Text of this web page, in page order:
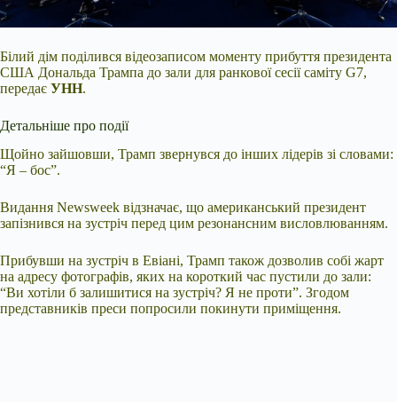
Білий дім поділився відеозаписом моменту прибуття президента
США Дональда Трампа до зали для ранкової сесії саміту G7,
передає УНН.
Детальніше про події
Щойно зайшовши, Трамп звернувся до інших лідерів зі словами:
“Я – бос”.
Видання Newsweek відзначає, що американський президент
запізнився на зустріч перед цим резонансним висловлюванням.
Прибувши на зустріч в Евіані, Трамп також дозволив собі жарт
на адресу фотографів, яких на короткий час пустили до зали:
“Ви хотіли б залишитися на зустріч? Я не проти”. Згодом
представників преси попросили покинути приміщення.